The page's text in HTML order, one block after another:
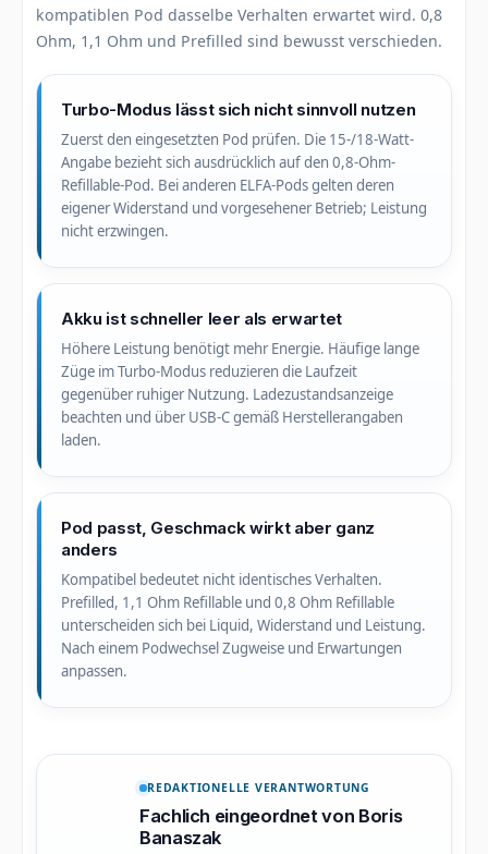
kompatiblen Pod dasselbe Verhalten erwartet wird. 0,8
Ohm, 1,1 Ohm und Prefilled sind bewusst verschieden.
Turbo-Modus lässt sich nicht sinnvoll nutzen
Zuerst den eingesetzten Pod prüfen. Die 15-/18-Watt-
Angabe bezieht sich ausdrücklich auf den 0,8-Ohm-
Refillable-Pod. Bei anderen ELFA-Pods gelten deren
eigener Widerstand und vorgesehener Betrieb; Leistung
nicht erzwingen.
Akku ist schneller leer als erwartet
Höhere Leistung benötigt mehr Energie. Häufige lange
Züge im Turbo-Modus reduzieren die Laufzeit
gegenüber ruhiger Nutzung. Ladezustandsanzeige
beachten und über USB-C gemäß Herstellerangaben
laden.
Pod passt, Geschmack wirkt aber ganz
anders
Kompatibel bedeutet nicht identisches Verhalten.
Prefilled, 1,1 Ohm Refillable und 0,8 Ohm Refillable
unterscheiden sich bei Liquid, Widerstand und Leistung.
Nach einem Podwechsel Zugweise und Erwartungen
anpassen.
REDAKTIONELLE VERANTWORTUNG
Fachlich eingeordnet von Boris
Banaszak